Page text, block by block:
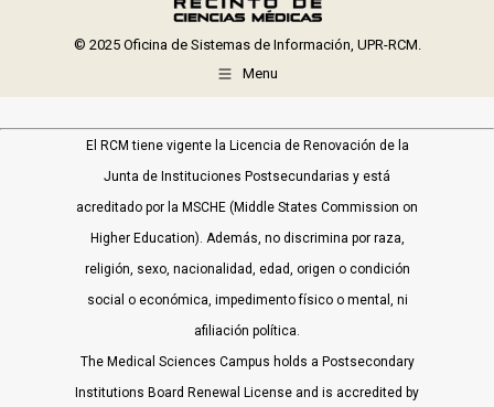
© 2025 Oficina de Sistemas de Información, UPR-RCM.
Menu
El RCM tiene vigente la Licencia de Renovación de la
Junta de Instituciones Postsecundarias y está
acreditado por la MSCHE (Middle States Commission on
Higher Education). Además, no discrimina por raza,
religión, sexo, nacionalidad, edad, origen o condición
social o económica, impedimento físico o mental, ni
afiliación política.
The Medical Sciences Campus holds a Postsecondary
Institutions Board Renewal License and is accredited by